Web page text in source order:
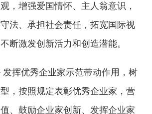
，增强爱国情怀、主人翁意识，
法、承担社会责任，拓宽国际视
断激发创新活力和创造潜能。
发挥优秀企业家示范带动作用，树
，按照规定表彰优秀企业家，营
、鼓励企业家创新、发挥企业家